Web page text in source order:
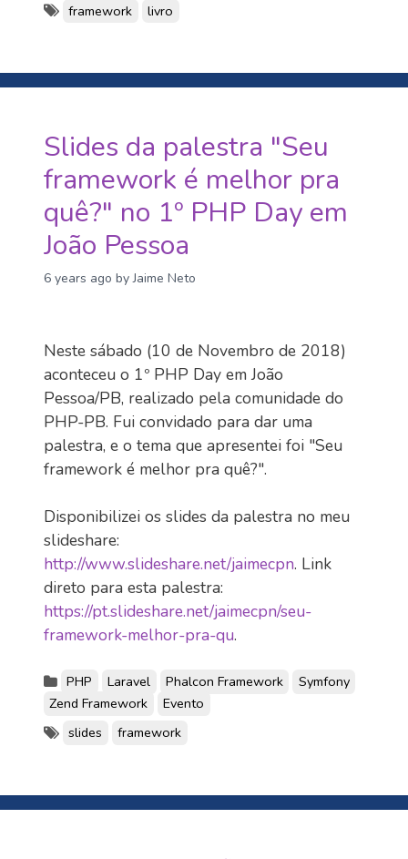
framework
livro
Slides da palestra "Seu
framework é melhor pra
quê?" no 1º PHP Day em
João Pessoa
6 years ago by Jaime Neto
Neste sábado (10 de Novembro de 2018)
aconteceu o 1º PHP Day em João
Pessoa/PB, realizado pela comunidade do
PHP-PB. Fui convidado para dar uma
palestra, e o tema que apresentei foi "Seu
framework é melhor pra quê?".
Disponibilizei os slides da palestra no meu
slideshare:
http://www.slideshare.net/jaimecpn. Link
direto para esta palestra:
https://pt.slideshare.net/jaimecpn/seu-
framework-melhor-pra-qu.
PHP Laravel Phalcon Framework
Symfony
Zend Framework
Evento
slides
framework